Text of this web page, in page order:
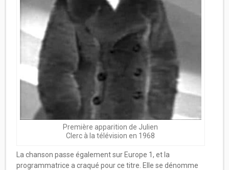
Première apparition de Julien
Clerc à la télévision en 1968
La chanson passe également sur Europe 1, et la
programmatrice a craqué pour ce titre. Elle se dénomme